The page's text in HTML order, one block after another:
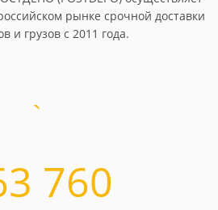
рынке срочной доставки
и грузов с 2011 года.
760